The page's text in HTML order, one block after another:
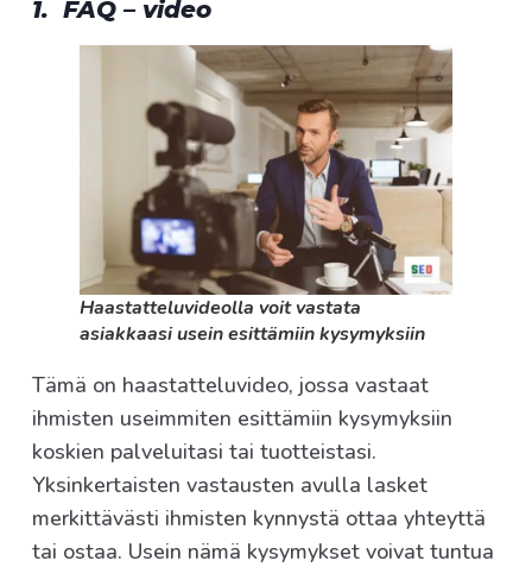
1. FAQ – video
Haastatteluvideolla voit vastata
asiakkaasi usein esittämiin kysymyksiin
Tämä on haastatteluvideo, jossa vastaat
ihmisten useimmiten esittämiin kysymyksiin
koskien palveluitasi tai tuotteistasi.
Yksinkertaisten vastausten avulla lasket
merkittävästi ihmisten kynnystä ottaa yhteyttä
tai ostaa. Usein nämä kysymykset voivat tuntua